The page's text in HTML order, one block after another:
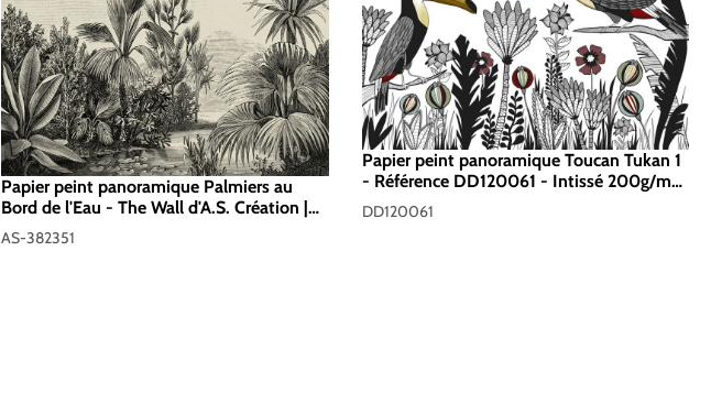
Papier peint panoramique Palmiers au
Bord de l'Eau - The Wall d'A.S. Création |
Réf. AS-382351
AS-382351
Papier peint panoramique Toucan Tukan 1
- Référence DD120061 - Intissé 200g/m2
- Standard 400 x 270
DD120061